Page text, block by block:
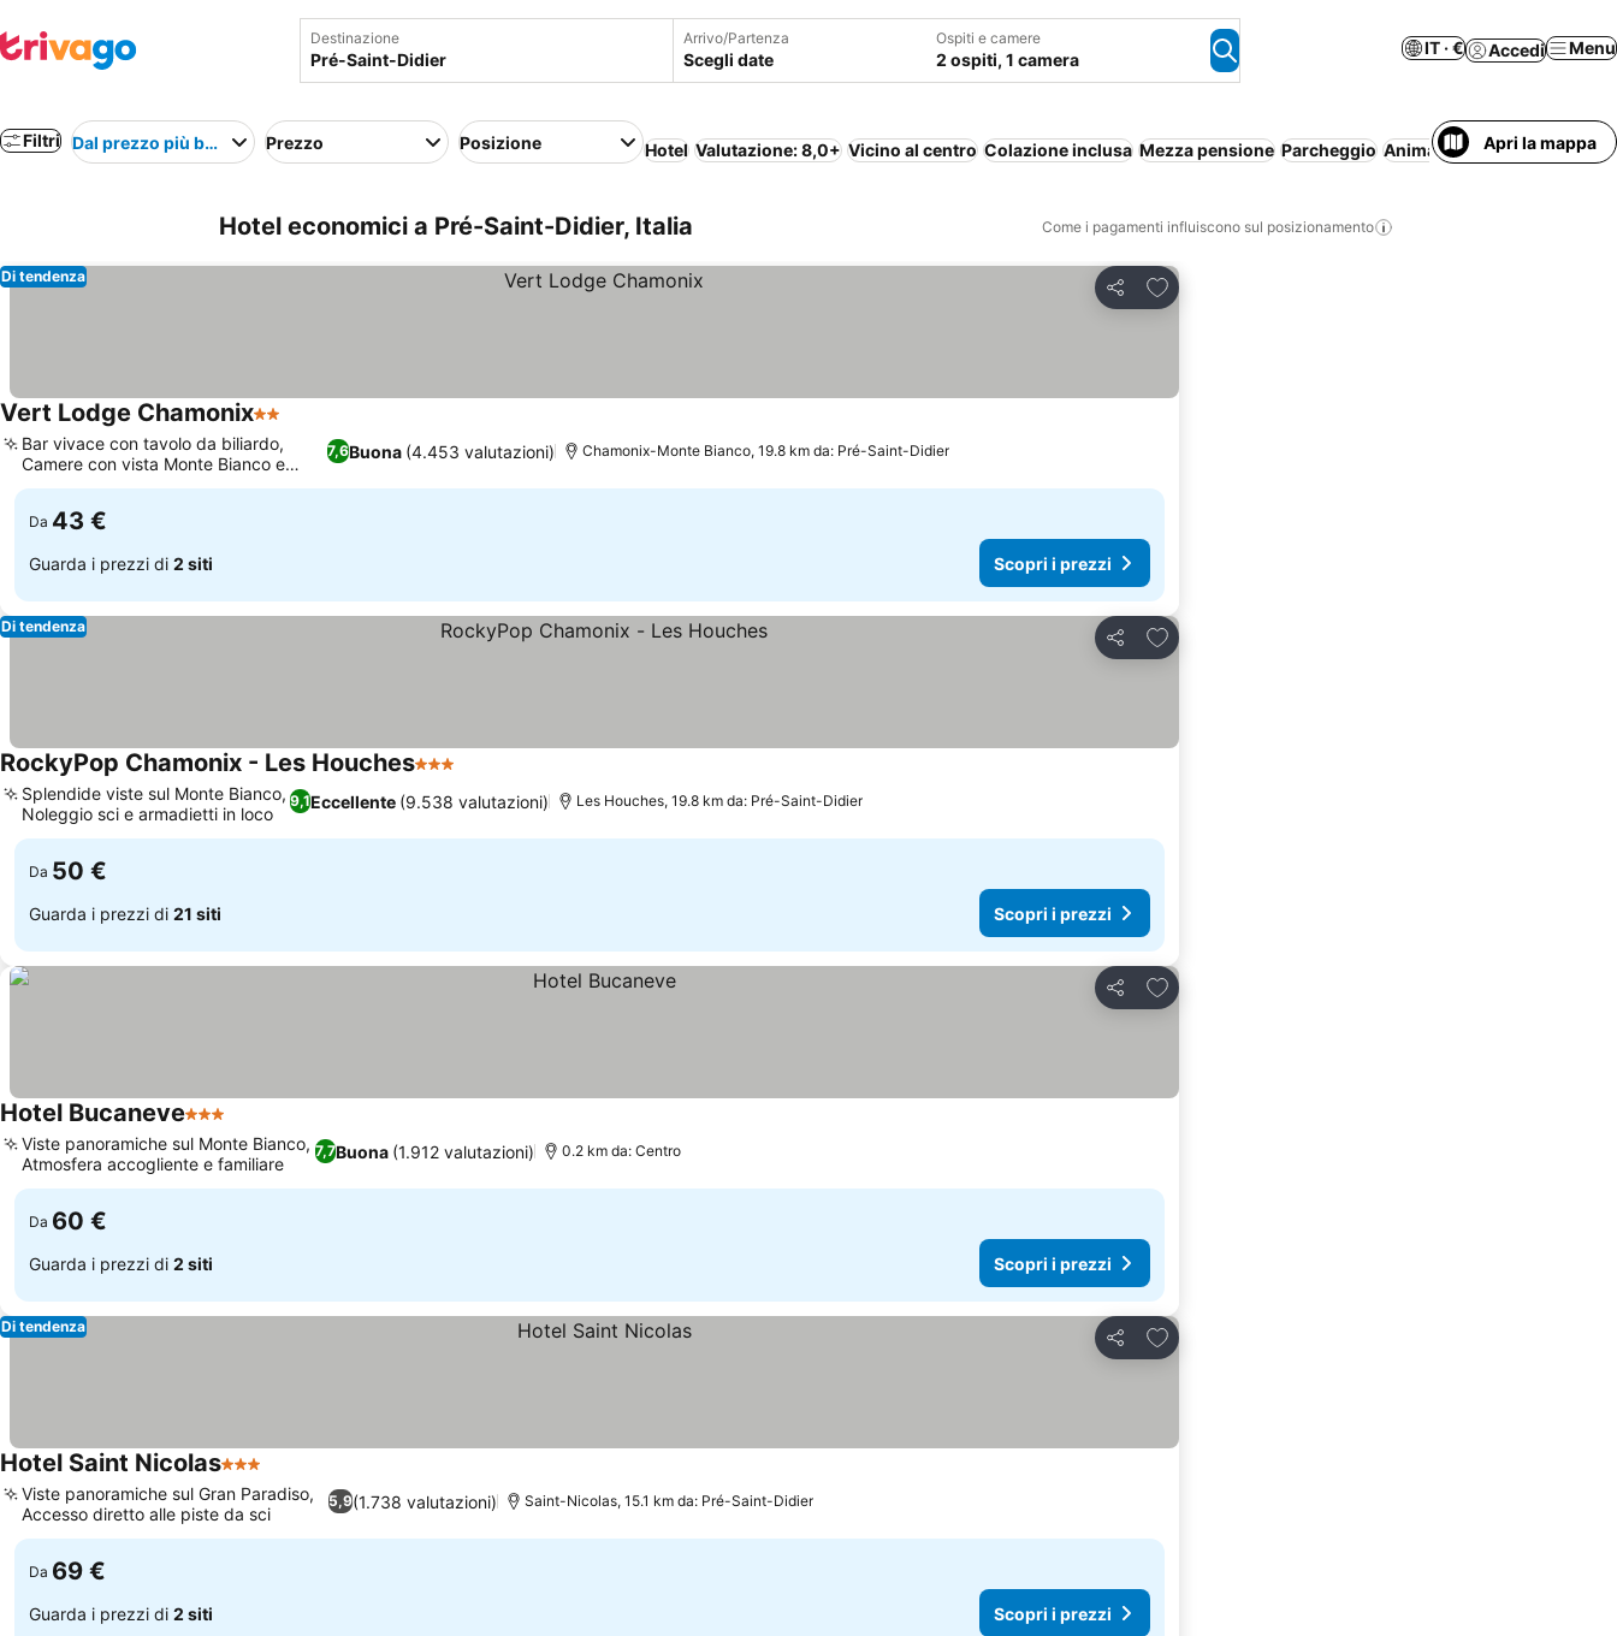
Destinazione Arrivo/Partenza
Scegli date
Ospiti e camere
2 ospiti, 1 camera
IT · € Accedi Menu
Filtri Dal prezzo più basso Prezzo Posizione Hotel Valutazione: 8,0+ Vicino al centro Colazione inclusa Mezza pensione Parcheggio Animali ammessi Piscina
Apri la mappa
Hotel economici a Pré-Saint-Didier, Italia Come i pagamenti influiscono sul posizionamento
Condividi
Aggiungi ai preferiti
Di tendenza
Vert Lodge Chamonix2 Stelle
7,6Buona (4.453 valutazioni)
Bar vivace con tavolo da biliardo,
Camere con vista Monte Bianco e
balcone
Chamonix-Monte Bianco, 19.8 km da: Pré-Saint-Didier
Da 43 €
Guarda i prezzi di 2 siti Scopri i prezzi
Condividi
Aggiungi ai preferiti
Di tendenza
RockyPop Chamonix - Les Houches3 Stelle
9,1Eccellente (9.538 valutazioni)
Splendide viste sul Monte Bianco,
Noleggio sci e armadietti in loco
Les Houches, 19.8 km da: Pré-Saint-Didier
Da 50 €
Guarda i prezzi di 21 siti Scopri i prezzi
Condividi
Aggiungi ai preferiti
Hotel Bucaneve3 Stelle
7,7Buona (1.912 valutazioni)
Viste panoramiche sul Monte Bianco,
Atmosfera accogliente e familiare
0.2 km da: Centro
Da 60 €
Guarda i prezzi di 2 siti Scopri i prezzi
Condividi
Aggiungi ai preferiti
Di tendenza
Hotel Saint Nicolas3 Stelle
5,9(1.738 valutazioni)
Viste panoramiche sul Gran Paradiso,
Accesso diretto alle piste da sci
Saint-Nicolas, 15.1 km da: Pré-Saint-Didier
Da 69 €
Guarda i prezzi di 2 siti Scopri i prezzi